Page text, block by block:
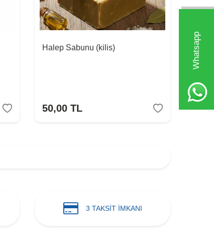
Whatsapp
Halep Sabunu (kilis)
50,00TL
3 TAKSİT İMKANI